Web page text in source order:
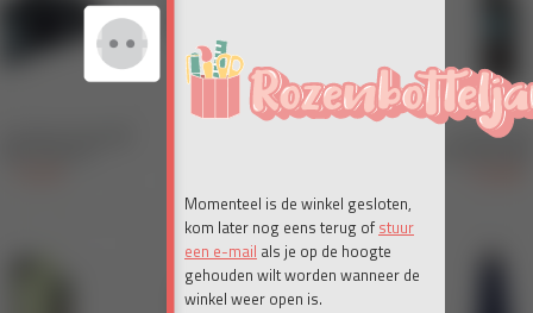
Momenteel is de winkel gesloten,
kom later nog eens terug of stuur
een e-mail als je op de hoogte
gehouden wilt worden wanneer de
winkel weer open is.